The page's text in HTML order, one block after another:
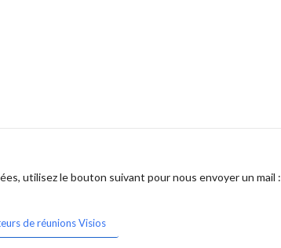
utilisez le bouton suivant pour nous envoyer un mail :
de réunions Visios